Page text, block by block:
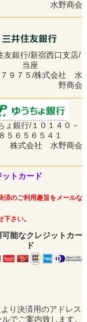
水野商会
友銀行/新宿西口支店/
当座
７９７５/株式会社 水
野商会
ょ銀行/１０１４０－
８５６５６５４１
株式会社 水野商会
ットカード
済のご利用趣旨をメールな
下さい。
可能なクレジットカー
ド
り決済用のアドレス
ルでご案内致します。